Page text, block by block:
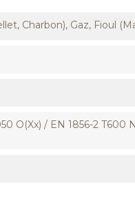
Charbon), Gaz, Fioul
O(xx) / EN 1856-2 T600